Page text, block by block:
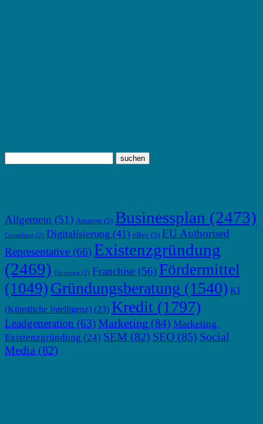
Allgemein (51) Amazon (5) Businessplan (2473)
Consulting (2) Digitalisierung (41) eBay (5) EU Authorised
Representative (66) Existenzgründung
(2469) Factoring (2) Franchise (56) Fördermittel
(1049) Gründungsberatung (1540) KI
(Künstliche Intelligenz) (23) Kredit (1797)
Leadgeneration (63)Marketing (84) Marketing.
Existenzgründung (24) SEM (82) SEO (85) Social
Media (82)